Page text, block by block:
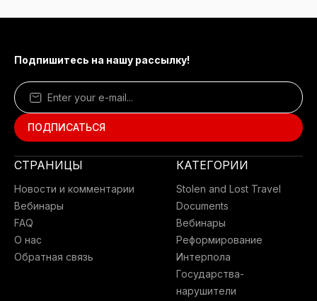
Подпишитесь на нашу рассылку!
СТРАНИЦЫ
Новости и комментарии
Вебинары
FAQ
О нас
Обратная связь
КАТЕГОРИИ
Stolen and Lost Travel
Documents
Вебинары
Реформирование
Интерпола
Государства-
нарушители